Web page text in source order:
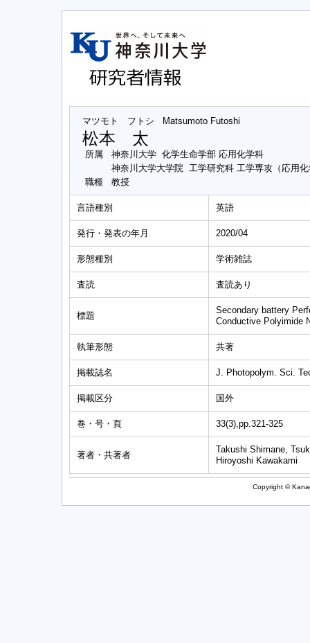
マツモト フトシ Matsumoto Futoshi
松本 太
所属
神奈川大学 化学生命学部 応用化学科
神奈川大学大学院 工学研究科 工学専攻（応用
職種
教授
言語種別 英語
発行・発表の年月 2020/04
形態種別 学術雑誌
査読 査読あり
標題
Secondary battery
Conductive Polyimide
執筆形態 共著
掲載誌名 J. Photopolym. Sci.
掲載区分 国外
巻・号・頁 33(3),pp.321-325
著者・共著者
Takushi Shimane,
Hiroyoshi Kawakami
Copyright ©